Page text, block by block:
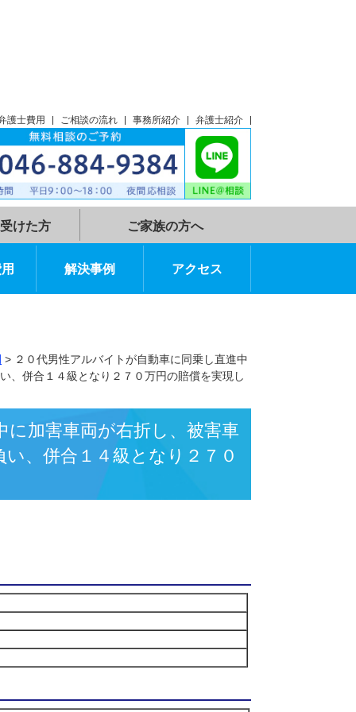
アクセス 弁護士費用 ご相談の流れ 事務所紹介
弁護士費用 解決事例 アクセス
の傷害を負い、併合１４級となり２７０万円の賠償を実現し
直進中に加害車両が右折し、被害車
害を負い、併合１４級となり２７０